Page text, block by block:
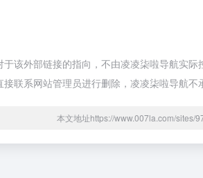
该外部链接的指向，不由凌凌柒啦导航实际
联系网站管理员进行删除，凌凌柒啦导航不
本文地址https://www.007la.com/sites/